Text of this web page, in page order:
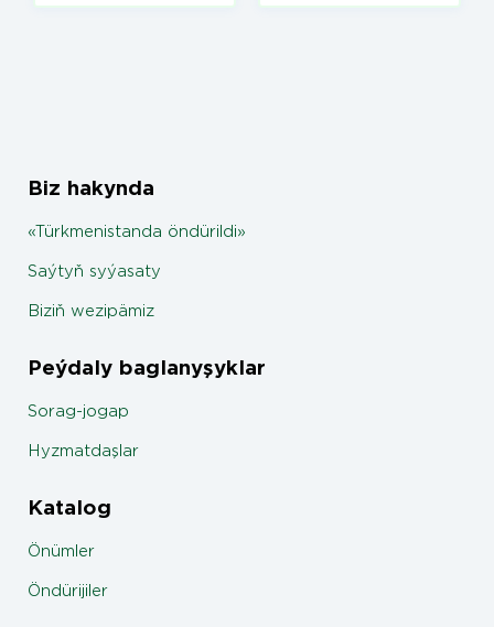
Biz hakynda
«Türkmenistanda öndürildi»
Saýtyň syýasaty
Biziň wezipämiz
Peýdaly baglanyşyklar
Sorag-jogap
Hyzmatdaşlar
Katalog
Önümler
Öndürijiler